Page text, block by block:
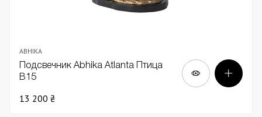
ABHIKA
Подсвечник Abhika Atlantа Птица
В15
13 200 ₴